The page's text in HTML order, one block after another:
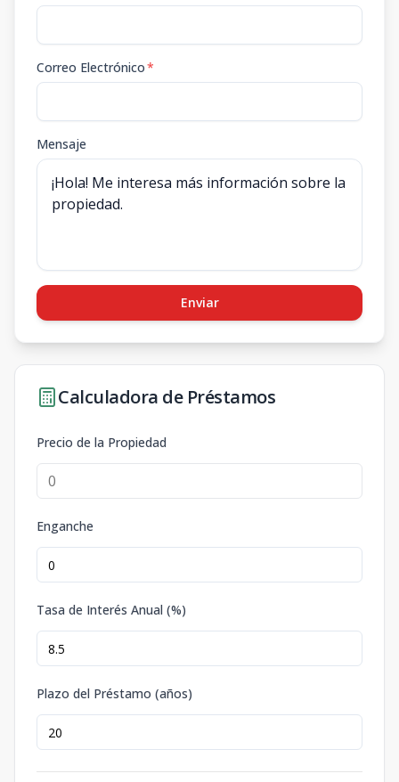
Correo Electrónico*
Mensaje
Enviar
Calculadora de Préstamos
Precio de la Propiedad
Enganche
Tasa de Interés Anual (%)
Plazo del Préstamo (años)